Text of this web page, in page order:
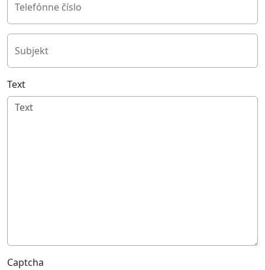
Telefónne číslo
Subjekt
Text
Captcha